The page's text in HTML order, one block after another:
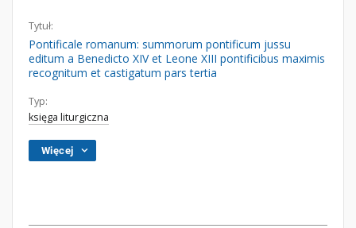
Tytuł:
Pontificale romanum: summorum pontificum jussu
editum a Benedicto XIV et Leone XIII pontificibus maximis
recognitum et castigatum pars tertia
Typ:
księga liturgiczna
Więcej